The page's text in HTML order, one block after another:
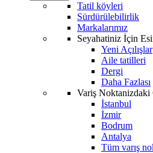
Tatil köyleri
Sürdürülebilirlik
Markalarımız
Seyahatiniz İçin
Yeni Açılışlar
Aile tatilleri
Dergi
Daha Fazlası
Variş Noktanizdaki
İstanbul
İzmir
Bodrum
Antalya
Tüm varış